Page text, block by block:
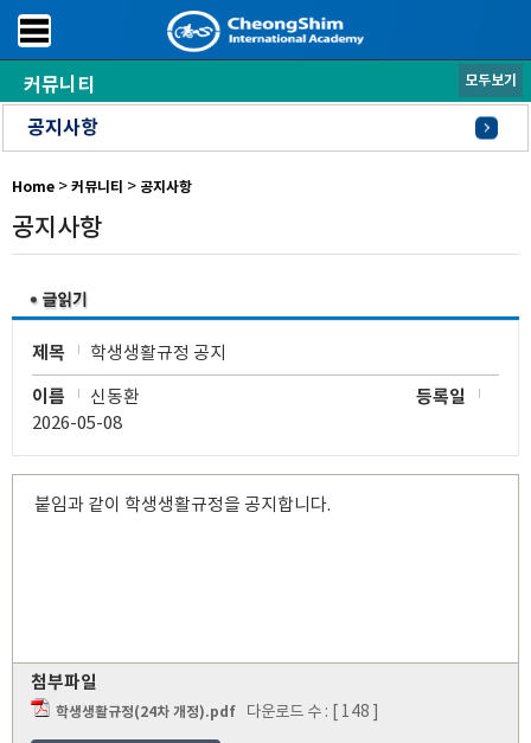
커뮤니티
공지사항
학사일정
S.O.C.
P.O.C.
채용
모두보기
Home > 커뮤니티 > 공지사항
공지사항
제목
학생생활규정 공지
이름
신동환
등록일
2026-05-08
붙임과 같이 학생생활규정을 공지합니다.
첨부파일
학생생활규정(24차 개정).pdf 다운로드 수 : [ 148 ]